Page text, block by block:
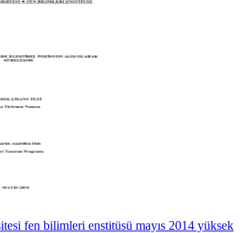
fen bilimleri enstitüsü mayıs 2014 yüksek